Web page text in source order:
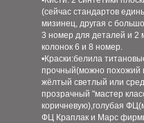
(сейчас стандартов
мизинец, другая с
3 номер для деталей и 2
колонок 6 и 8 номер.
•Краски:белила
прочный(можно похожий
жёлтый светлый или
прозрачный "мастер
коричневую),голубая
ФЦ Краплак и Марс